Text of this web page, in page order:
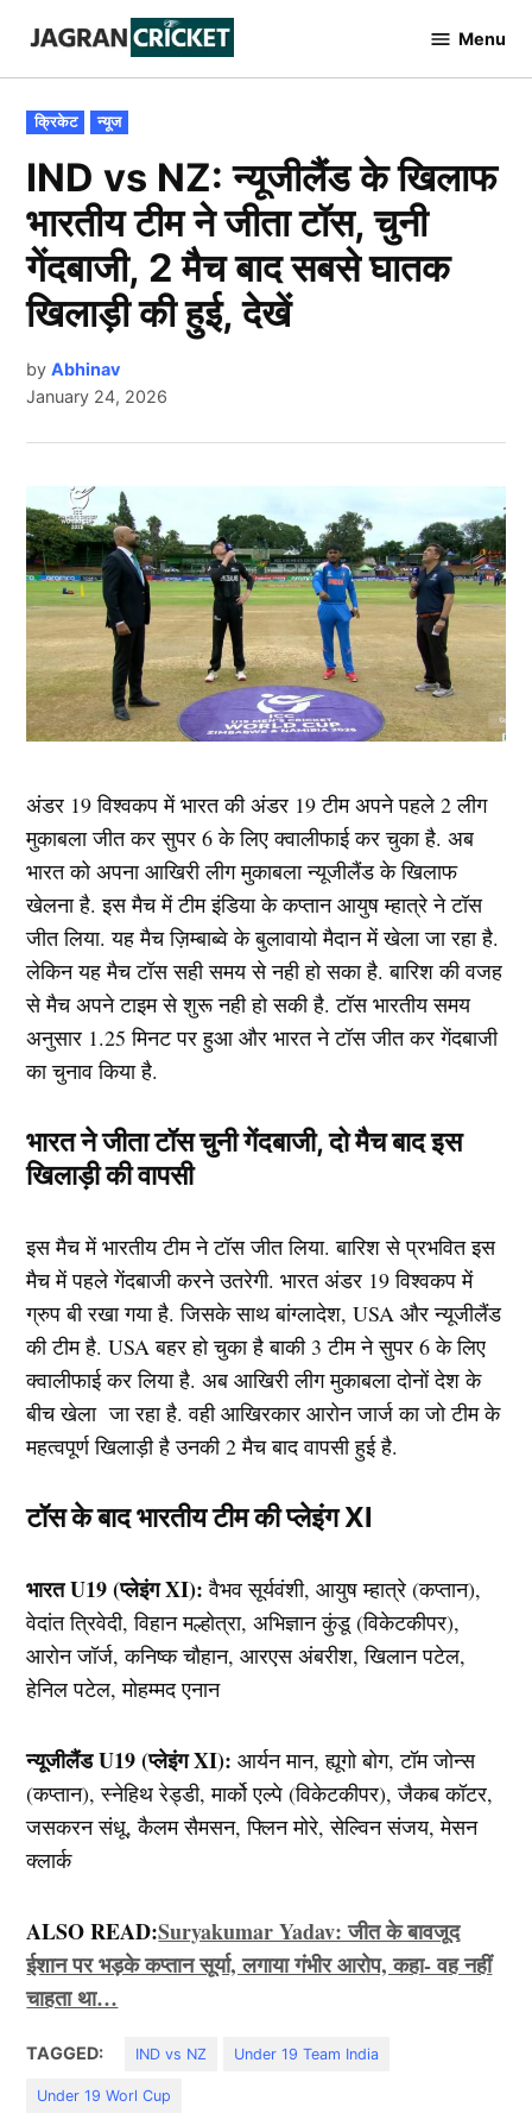
content
Cricket
Menu
POSTED
IN
क्रिकेट न्यूज
IND vs NZ: न्यूजीलैंड के खिलाफ
भारतीय टीम ने जीता टॉस, चुनी
गेंदबाजी, 2 मैच बाद सबसे घातक
खिलाड़ी की हुई, देखें
by Abhinav
January 24, 2026
अंडर 19 विश्वकप में भारत की अंडर 19 टीम अपने पहले 2 लीग
मुकाबला जीत कर सुपर 6 के लिए क्वालीफाई कर चुका है. अब
भारत को अपना आखिरी लीग मुकाबला न्यूजीलैंड के खिलाफ
खेलना है. इस मैच में टीम इंडिया के कप्तान आयुष म्हात्रे ने टॉस
जीत लिया. यह मैच ज़िम्बाब्वे के बुलावायो मैदान में खेला जा रहा है.
लेकिन यह मैच टॉस सही समय से नही हो सका है. बारिश की वजह
से मैच अपने टाइम से शुरू नही हो सकी है. टॉस भारतीय समय
अनुसार 1.25 मिनट पर हुआ और भारत ने टॉस जीत कर गेंदबाजी
का चुनाव किया है.
भारत ने जीता टॉस चुनी गेंदबाजी, दो मैच बाद इस
खिलाड़ी की वापसी
इस मैच में भारतीय टीम ने टॉस जीत लिया. बारिश से प्रभवित इस
मैच में पहले गेंदबाजी करने उतरेगी. भारत अंडर 19 विश्वकप में
ग्रुप बी रखा गया है. जिसके साथ बांग्लादेश, USA और न्यूजीलैंड
की टीम है. USA बहर हो चुका है बाकी 3 टीम ने सुपर 6 के लिए
क्वालीफाई कर लिया है. अब आखिरी लीग मुकाबला दोनों देश के
बीच खेला जा रहा है. वही आखिरकार आरोन जार्ज का जो टीम के
महत्वपूर्ण खिलाड़ी है उनकी 2 मैच बाद वापसी हुई है.
टॉस के बाद भारतीय टीम की प्लेइंग XI
भारत U19 (प्लेइंग XI): वैभव सूर्यवंशी, आयुष म्हात्रे (कप्तान),
वेदांत त्रिवेदी, विहान मल्होत्रा, अभिज्ञान कुंडू (विकेटकीपर),
आरोन जॉर्ज, कनिष्क चौहान, आरएस अंबरीश, खिलान पटेल,
हेनिल पटेल, मोहम्मद एनान
न्यूजीलैंड U19 (प्लेइंग XI): आर्यन मान, ह्यूगो बोग, टॉम जोन्स
(कप्तान), स्नेहिथ रेड्डी, मार्को एल्पे (विकेटकीपर), जैकब कॉटर,
जसकरन संधू, कैलम सैमसन, फ्लिन मोरे, सेल्विन संजय, मेसन
क्लार्क
ALSO READ:Suryakumar Yadav: जीत के बावजूद
ईशान पर भड़के कप्तान सूर्या, लगाया गंभीर आरोप, कहा- वह नहीं
चाहता था…
TAGGED: IND vs NZ Under 19 Team India
Under 19 Worl Cup